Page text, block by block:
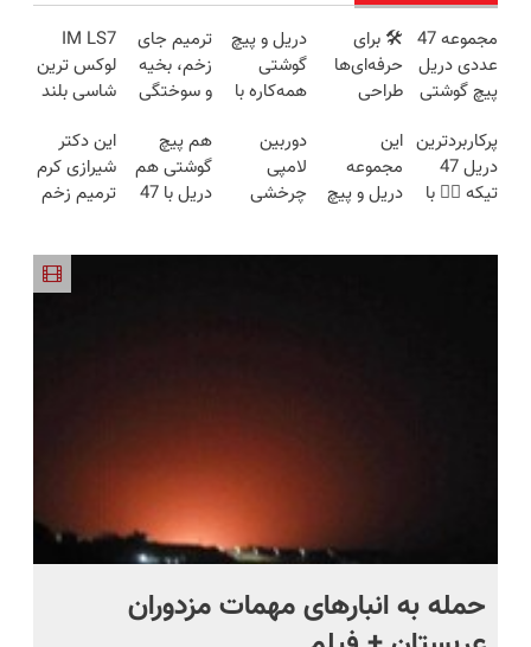
مجموعه 47
عددی دریل
پیچ گوشتی
(تخفیف به
مدت
محدود)
🛠️ برای
حرفه‌ای‌ها
طراحی
همه قابل
استفاده‌ست!
دریل و پیچ
گوشتی
همه‌کاره با
هوشمند ⚙️
(نصف
قیمت بازار
ترمیم جای
زخم، بخیه
و سوختگی
هفته!!😍
IM LS7
لوکس ترین
شاسی بلند
پرکاربردترین
دریل 47
تیکه 👈🏻 با
این
مجموعه
دریل و پیچ
دوربین
لامپی
چرخشی
هم پیچ
گوشتی هم
دریل با 47
این دکتر
شیرازی کرم
ترمیم زخم
حمله به انبارهای مهمات مزدوران